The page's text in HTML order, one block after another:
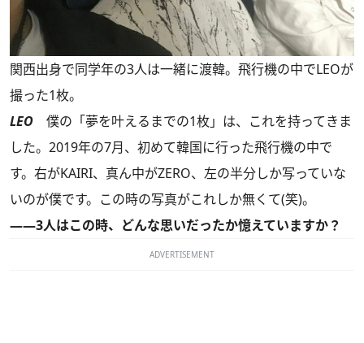
関西出身で同学年の3人は一緒に渡韓。飛行機の中でLEOが
撮った1枚。
LEO 僕の「夢を叶えるまでの1枚」は、これを持ってきま
した。2019年の7月、初めて韓国に行った飛行機の中で
す。右がKAIRI、真ん中がZERO、左の半分しか写っていな
いのが僕です。この時の写真がこれしか無くて(笑)。
――3人はこの時、どんな思いだったか憶えていますか？
ADVERTISEMENT